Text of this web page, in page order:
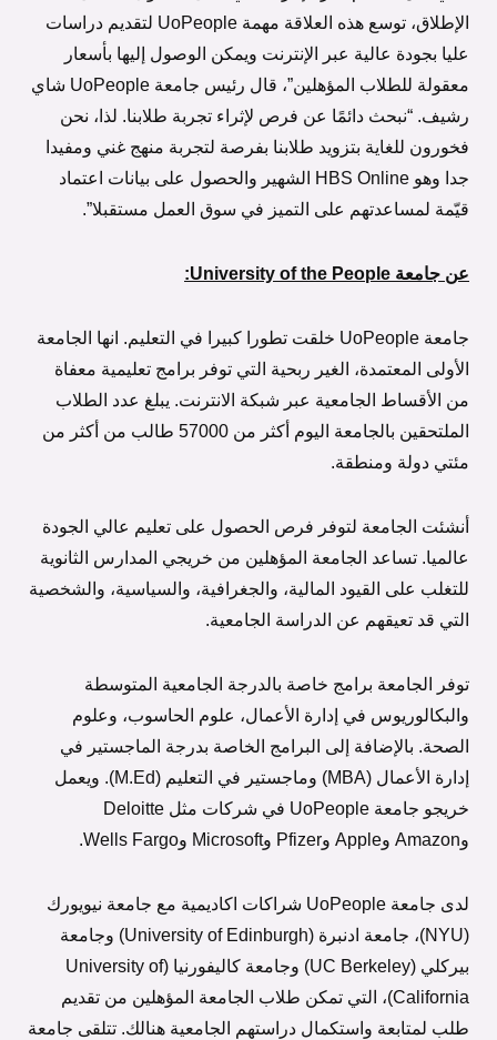
الإطلاق، توسع هذه العلاقة مهمة UoPeople لتقديم دراسات
عليا بجودة عالية عبر الإنترنت ويمكن الوصول إليها بأسعار
معقولة للطلاب المؤهلين”، قال رئيس جامعة UoPeople شاي
رشيف. “نبحث دائمًا عن فرص لإثراء تجربة طلابنا. لذا، نحن
فخورون للغاية بتزويد طلابنا بفرصة لتجربة منهج غني ومفيدا
جدا وهو HBS Online الشهير والحصول على بيانات اعتماد
قيّمة لمساعدتهم على التميز في سوق العمل مستقبلا”.
عن جامعة University of the People:
جامعة UoPeople خلقت تطورا كبيرا في التعليم. انها الجامعة
الأولى المعتمدة، الغير ربحية التي توفر برامج تعليمية معفاة
من الأقساط الجامعية عبر شبكة الانترنت. يبلغ عدد الطلاب
الملتحقين بالجامعة اليوم أكثر من 57000 طالب من أكثر من
مئتي دولة ومنطقة.
أنشئت الجامعة لتوفر فرص الحصول على تعليم عالي الجودة
عالميا. تساعد الجامعة المؤهلين من خريجي المدارس الثانوية
للتغلب على القيود المالية، والجغرافية، والسياسية، والشخصية
التي قد تعيقهم عن الدراسة الجامعية.
توفر الجامعة برامج خاصة بالدرجة الجامعية المتوسطة
والبكالوريوس في إدارة الأعمال، علوم الحاسوب، وعلوم
الصحة. بالإضافة إلى البرامج الخاصة بدرجة الماجستير في
إدارة الأعمال (MBA) وماجستير في التعليم (M.Ed). ويعمل
خريجو جامعة UoPeople في شركات مثل Deloitte
وAmazon وApple وPfizer وMicrosoft وWells Fargo.
لدى جامعة UoPeople شراكات اكاديمية مع جامعة نيويورك
(NYU)، جامعة ادنبرة (University of Edinburgh) وجامعة
بيركلي (UC Berkeley) وجامعة كاليفورنيا (University of
California)، التي تمكن طلاب الجامعة المؤهلين من تقديم
طلب لمتابعة واستكمال دراستهم الجامعية هنالك. تتلقى جامعة